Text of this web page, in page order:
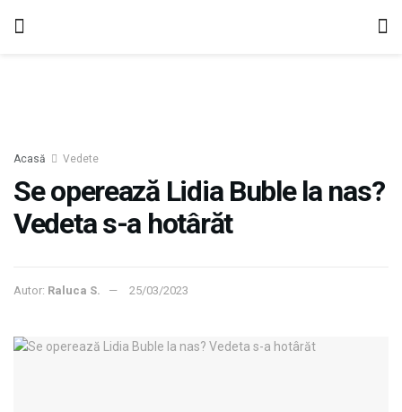
Acasă Vedete
Se operează Lidia Buble la nas?
Vedeta s-a hotârăt
Autor: Raluca S. 25/03/2023